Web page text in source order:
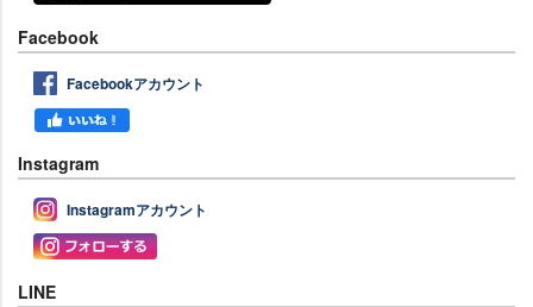
Facebook
Facebookアカウント
Instagram
Instagramアカウント
LINE